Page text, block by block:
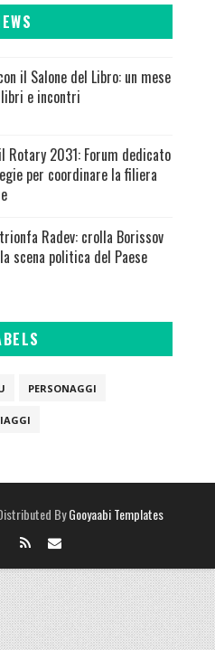
il Salone del Libro: un mese
e incontri
Rotary 2031: Forum dedicato
per coordinare la filiera
Radev: crolla Borissov
scena politica del Paese
PERSONAGGI
ByGooyaabi Templates